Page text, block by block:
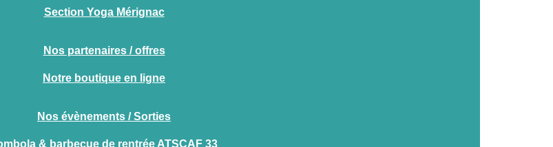
Section Yoga Mérignac
Nos partenaires / offres
Notre boutique en ligne
Nos évènements / Sorties
& barbecue de rentrée ATSCAF 33